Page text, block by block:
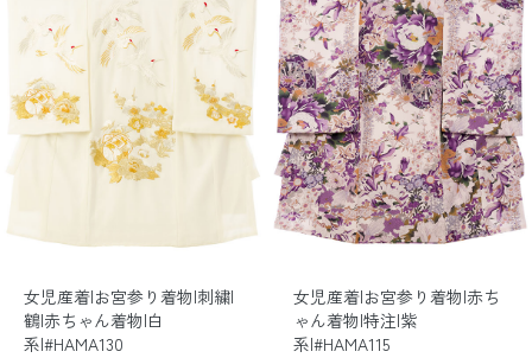
女児産着|お宮参り着物|刺繍|
鶴|赤ちゃん着物|白
系|#HAMA130
女児産着|お宮参り着物|赤ち
ゃん着物|特注|紫
系|#HAMA115